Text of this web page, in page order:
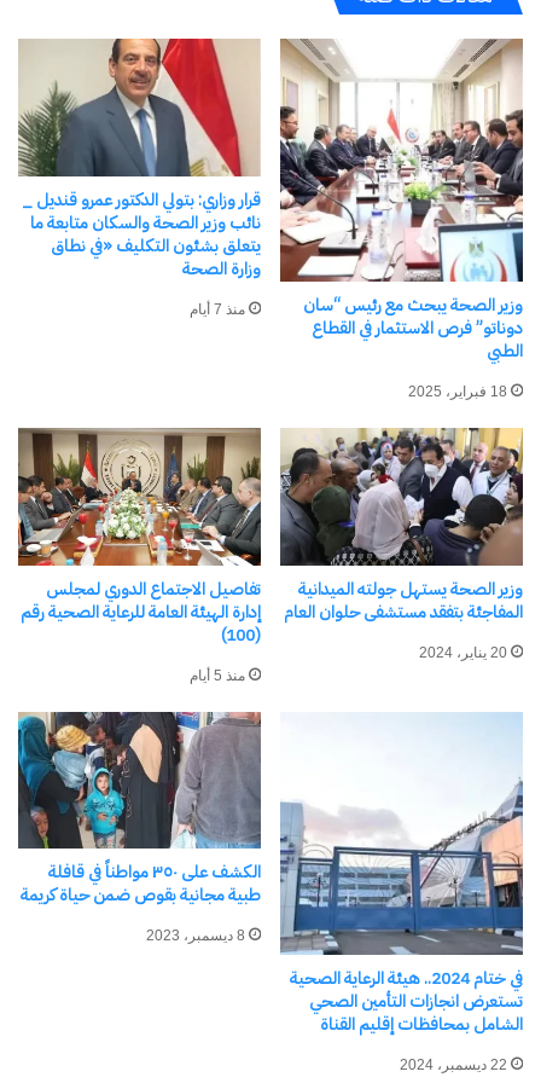
بزيارة شبكة مايو كلينك الإخبارية.
جهة الاتصال الإعلامية:
شارون ثيمير، مايو كلينك للتواصل،
newsbureau@mayo.edu
شارك هذا الموضوع:
فيس بوك
X
معجب بهذه:
مرتبط
فوائد واضرار الزنجبيل على
الجسم
في "مطبخ Food"
نائب رئيس مجلس الوزراء
ووزير الصحة يترأس اجتماعًا
لمراجعة مخزون الأدوية
والمستلزمات الطبية بمخازن
في "صحة وطب"
كيف تتحكم في الكوليسترول ؟
بقلم الدكتور/ محي الهواري
25 يناير، 2024
في "صحة وطب"
وزير الصحة يبحث مع رئيس “سان
دوناتو” فرص الاستثمار في القطاع
الطبي
18 فبراير، 2025
قرار وزاري: بتولي الدكتور عمرو قنديل _
نائب وزير الصحة والسكان متابعة ما
يتعلق بشئون التكليف «في نطاق
وزارة الصحة
منذ 7 أيام
وزير الصحة يستهل جولته الميدانية
المفاجئة بتفقد مستشفى حلوان العام
20 يناير، 2024
تفاصيل الاجتماع الدوري لمجلس
إدارة الهيئة العامة للرعاية الصحية رقم
(100)
منذ 5 أيام
في ختام 2024.. هيئة الرعاية الصحية
تستعرض انجازات التأمين الصحي
الشامل بمحافظات إقليم القناة
22 ديسمبر، 2024
الكشف على ٣٥٠ مواطناً في قافلة
طبية مجانية بقوص ضمن حياة كريمة
8 ديسمبر، 2023